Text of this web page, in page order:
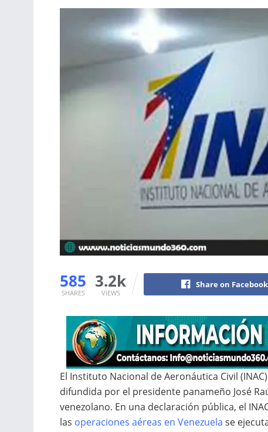
585
SHARES
3.2k
VIEWS
Share on Facebook
El Instituto Nacional de Aeronáutica Civil
difundida por el presidente panameño José
venezolano. En una declaración pública, el
las operaciones aéreas en Venezuela se